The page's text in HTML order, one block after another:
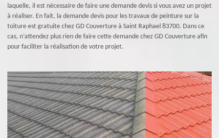
laquelle, il est nécessaire de faire une demande devis si vous avez un projet
à réaliser. En fait, la demande devis pour les travaux de peinture sur la
toiture est gratuite chez GD Couverture à Saint Raphael 83700. Dans ce
cas, n’attendez plus rien de faire cette demande chez GD Couverture afin
pour faciliter la réalisation de votre projet.